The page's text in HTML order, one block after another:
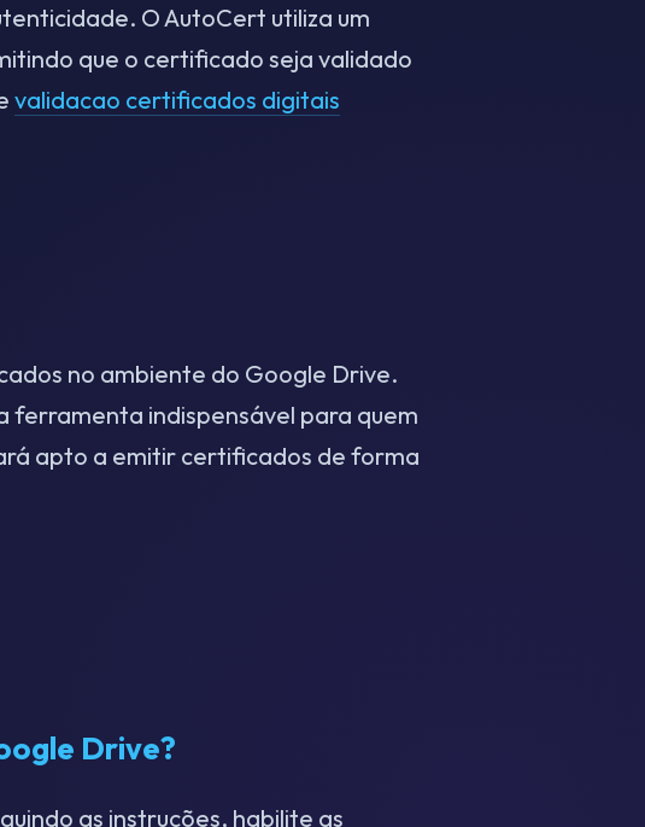
O AutoCert utiliza um
que o certificado seja validado
validacao certificados digitais
no ambiente do Google Drive.
ferramenta indispensável para quem
apto a emitir certificados de forma
Drive?
as instruções, habilite as